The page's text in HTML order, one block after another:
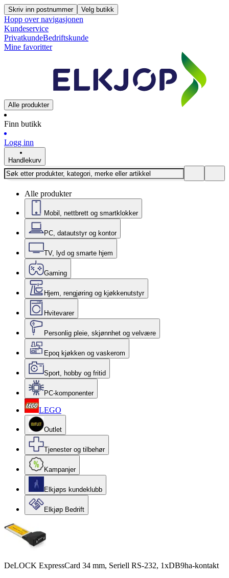
Skriv inn postnummer Velg butikk
Hopp over navigasjonen
Kundeservice
PrivatkundeBedriftskunde
Mine favoritter
Alle produkter
Finn butikk
Logg inn
Handlekurv
Alle produkter
Mobil, nettbrett og smartklokker
PC, datautstyr og kontor
TV, lyd og smarte hjem
Gaming
Hjem, rengjøring og kjøkkenutstyr
Hvitevarer
Personlig pleie, skjønnhet og velvære
Epoq kjøkken og vaskerom
Sport, hobby og fritid
PC-komponenter
LEGO
Outlet
Tjenester og tilbehør
Kampanjer
Elkjøps kundeklubb
Elkjøp Bedrift
DeLOCK ExpressCard 34 mm, Seriell RS-232, 1xDB9ha-kontakt